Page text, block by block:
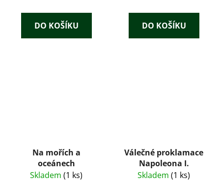
DO KOŠÍKU DO KOŠÍKU
Na mořích a
oceánech
Skladem (1 ks)
Válečné proklamace
Napoleona I.
Skladem (1 ks)